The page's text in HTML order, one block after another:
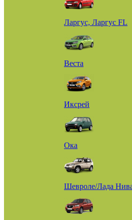
Ларгус, Ларгус FL
Веста
Иксрей
Ока
Шевроле/Лада